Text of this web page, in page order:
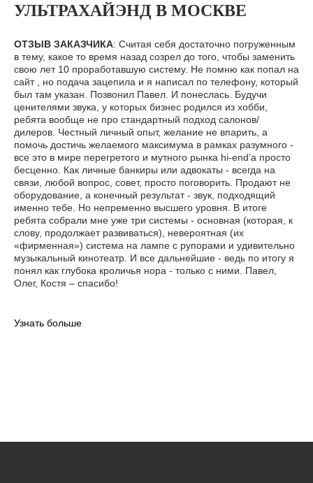
УЛЬТРАХАЙЭНД В МОСКВЕ
ОТЗЫВ ЗАКАЗЧИКА: Считая себя достаточно погруженным
в тему, какое то время назад созрел до того, чтобы заменить
свою лет 10 проработавшую систему. Не помню как попал на
сайт , но подача зацепила и я написал по телефону, который
был там указан. Позвонил Павел. И понеслась. Будучи
ценителями звука, у которых бизнес родился из хобби,
ребята вообще не про стандартный подход салонов/
дилеров. Честный личный опыт, желание не впарить, а
помочь достичь желаемого максимума в рамках разумного -
все это в мире перегретого и мутного рынка hi-end’а просто
бесценно. Как личные банкиры или адвокаты - всегда на
связи, любой вопрос, совет, просто поговорить. Продают не
оборудование, а конечный результат - звук, подходящий
именно тебе. Но непременно высшего уровня. В итоге
ребята собрали мне уже три системы - основная (которая, к
слову, продолжает развиваться), невероятная (их
«фирменная») система на лампе с рупорами и удивительно
музыкальный кинотеатр. И все дальнейшие - ведь по итогу я
понял как глубока кроличья нора - только с ними. Павел,
Олег, Костя – спасибо!
Узнать больше